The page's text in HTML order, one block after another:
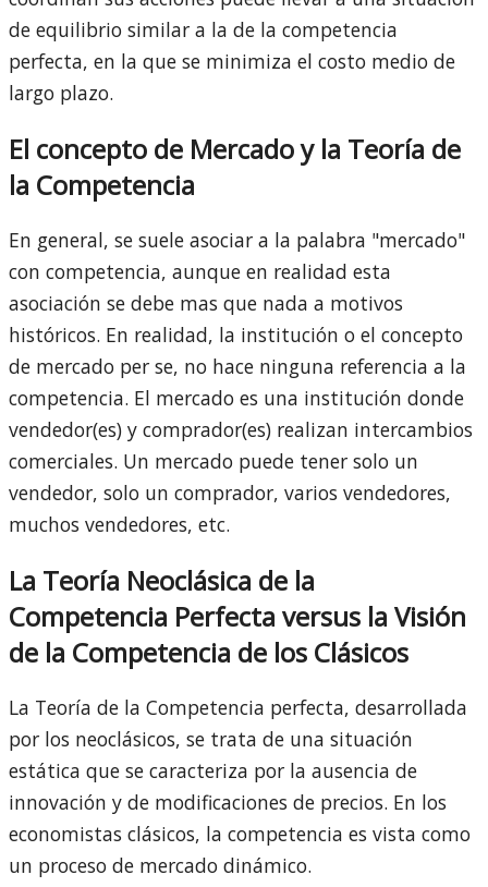
de equilibrio similar a la de la competencia
perfecta, en la que se minimiza el costo medio de
largo plazo.
El concepto de Mercado y la Teoría de
la Competencia
En general, se suele asociar a la palabra "mercado"
con competencia, aunque en realidad esta
asociación se debe mas que nada a motivos
históricos. En realidad, la institución o el concepto
de mercado per se, no hace ninguna referencia a la
competencia. El mercado es una institución donde
vendedor(es) y comprador(es) realizan intercambios
comerciales. Un mercado puede tener solo un
vendedor, solo un comprador, varios vendedores,
muchos vendedores, etc.
La Teoría Neoclásica de la
Competencia Perfecta versus la Visión
de la Competencia de los Clásicos
La Teoría de la Competencia perfecta, desarrollada
por los neoclásicos, se trata de una situación
estática que se caracteriza por la ausencia de
innovación y de modificaciones de precios. En los
economistas clásicos, la competencia es vista como
un proceso de mercado dinámico.